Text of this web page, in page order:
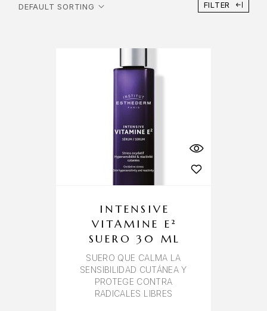
FILTER
INTENSIVE
VITAMINE E²
SUERO 30 ML
SUERO QUE CALMA LA
SENSIBILIDAD CUTÁNEA Y
PROTEGE CONTRA
RADICALES LIBRES